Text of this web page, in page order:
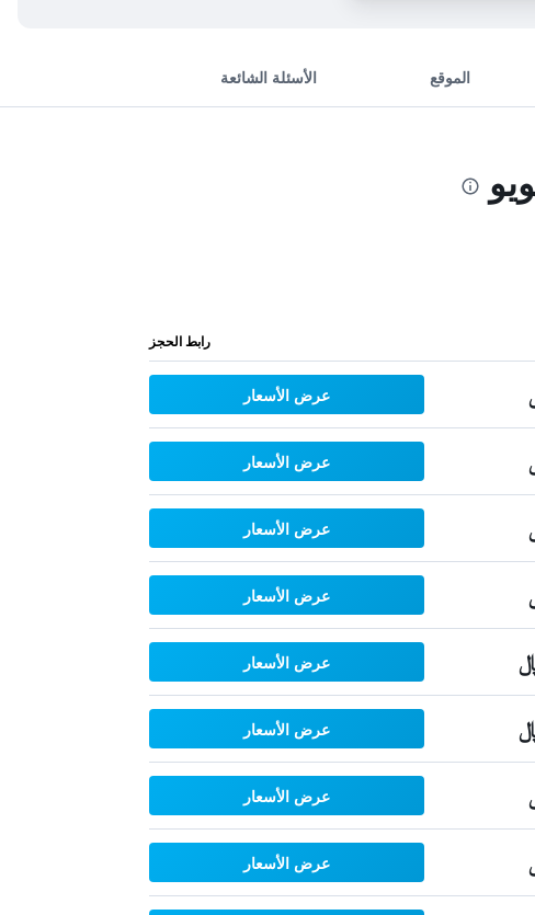
الموقع الأسئلة الشائعة
رابط الحجز
عرض الأسعار
عرض الأسعار
عرض الأسعار
عرض الأسعار
عرض الأسعار
عرض الأسعار
عرض الأسعار
عرض الأسعار